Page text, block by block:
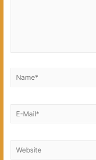
Name*
E-
Website